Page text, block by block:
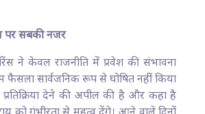
पर सबकी नजर
ने केवल राजनीति में प्रवेश की संभावना
सार्वजनिक रूप से घोषित नहीं किया
प्रतिक्रिया देने की अपील की है और कहा है